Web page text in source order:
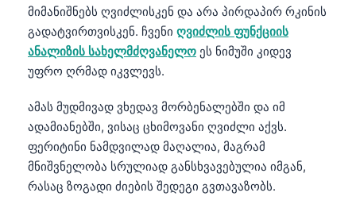
მიმანიშნებს ღვიძლისკენ და არა პირდაპირ რკინის
გადატვირთვისკენ. ჩვენი ღვიძლის ფუნქციის
ანალიზის სახელმძღვანელო ეს ნიმუში კიდევ
უფრო ღრმად იკვლევს.
ამას მუდმივად ვხედავ მორბენალებში და იმ
ადამიანებში, ვისაც ცხიმოვანი ღვიძლი აქვს.
ფერიტინი ნამდვილად მაღალია, მაგრამ
მნიშვნელობა სრულიად განსხვავებულია იმგან,
რასაც ზოგადი ძიების შედეგი გვთავაზობს.
አማርኛ
Українська
O‘zbekcha
Català
Suomi
Hrvatski
Slovenčina